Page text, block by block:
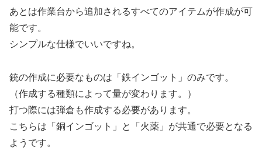
あとは作業台から追加されるすべてのアイテムが作成が可
能です。
シンプルな仕様でいいですね。
銃の作成に必要なものは「鉄インゴット」のみです。
（作成する種類によって量が変わります。）
打つ際には弾倉も作成する必要があります。
こちらは「銅インゴット」と「火薬」が共通で必要となる
ようです。